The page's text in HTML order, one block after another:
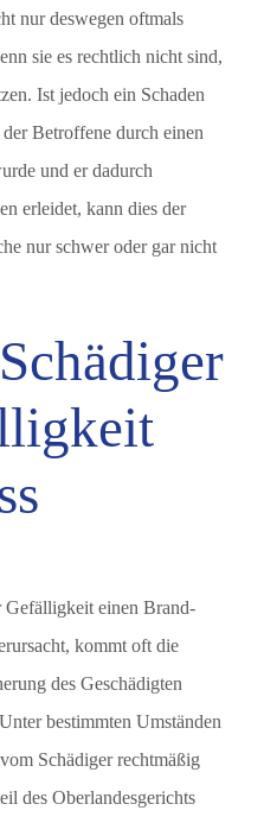
nur deswegen oftmals
sie es rechtlich nicht sind,
Ist jedoch ein Schaden
Betroffene durch einen
und er dadurch
erleidet, kann dies der
nur schwer oder gar nicht
Gefälligkeit einen Brand-
kommt oft die
des Geschädigten
bestimmten Umständen
Schädiger rechtmäßig
des Oberlandesgerichts